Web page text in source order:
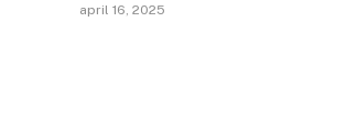
april 16, 2025